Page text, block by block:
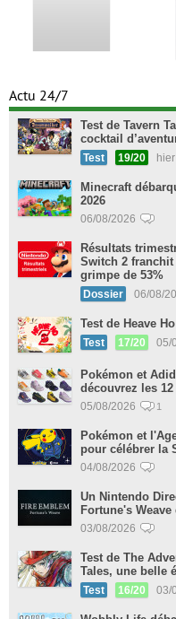
Actu 24/7
Test de Tavern
cocktail
Test 19/20 hier
Minecraft
2026
06/08/2026
Résultats
Switch 2
grimpe de 53%
Dossier 06/08/
Test de Heave
Test 17/20 05/
Pokémon et
découvrez les
05/08/2026 1
Pokémon et
pour célébrer la
04/08/2026
Un Nintendo
Fortune's
03/08/2026
Test de The
Tales, une belle
Test 16/20 03/